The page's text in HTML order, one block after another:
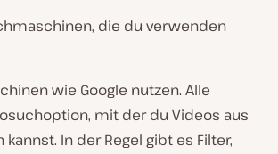
die du verwenden
wie Google nutzen. Alle
mit der du Videos aus
In der Regel gibt es Filter,